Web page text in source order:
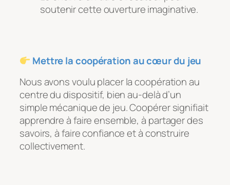
soutenir cette ouverture imaginative.
Mettre la coopération au cœur du jeu
Nous avons voulu placer la coopération au
centre du dispositif, bien au-delà d’un
simple mécanique de jeu. Coopérer signifiait
apprendre à faire ensemble, à partager des
savoirs, à faire confiance et à construire
collectivement.